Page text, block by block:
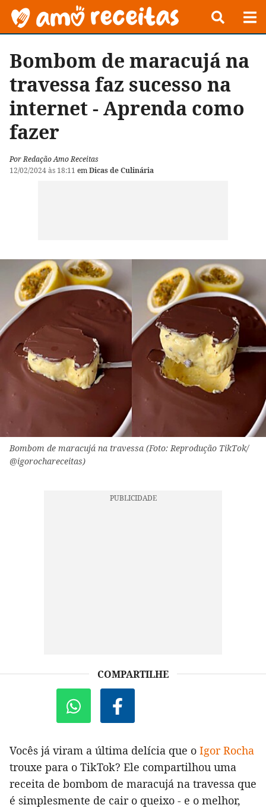
Bombom de maracujá na
travessa faz sucesso na
internet - Aprenda como
fazer
Por Redação Amo Receitas
12/02/2024 às 18:11 emDicas de Culinária
Bombom de maracujá na travessa (Foto: Reprodução TikTok/
@igorochareceitas)
COMPARTILHE
Vocês já viram a última delícia que o Igor Rocha
trouxe para o TikTok? Ele compartilhou uma
receita de bombom de maracujá na travessa que
é simplesmente de cair o queixo - e o melhor,